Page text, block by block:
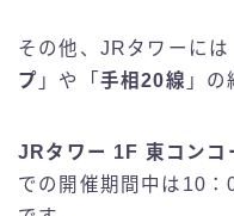
その他、JRタワーには
プ 」や「 手相20線 」の
JRタワー 1F 東コンコ
での開催期間中は10